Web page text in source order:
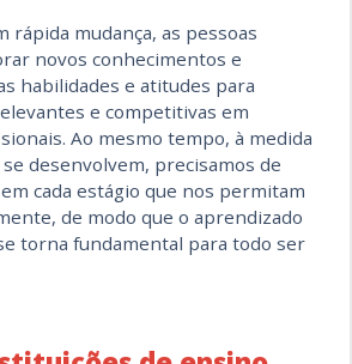
rápida mudança, as pessoas
novos conhecimentos e
habilidades e atitudes para
e competitivas em
Ao mesmo tempo, à medida
desenvolvem, precisamos de
cada estágio que nos permitam
de modo que o aprendizado
torna fundamental para todo ser